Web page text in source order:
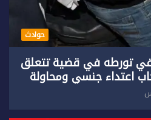
حوادث
تورطه في قضية تتعلق
اعتداء جنسي ومحاولة